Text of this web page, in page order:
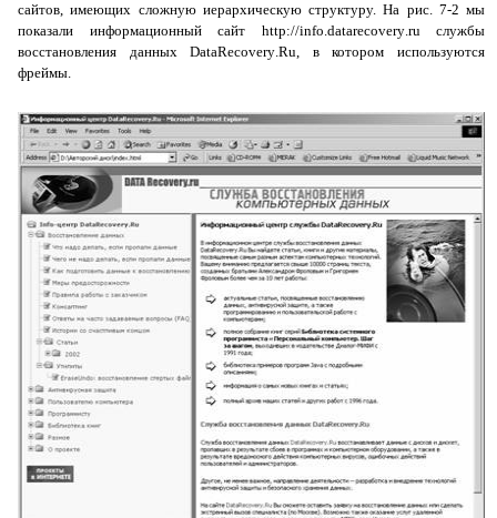
сайтов, имеющих сложную иерархическую структуру. На рис. 7-2 мы
показали информационный сайт http://info.datarecovery.ruслужбы
восстановления данныхDataRecovery.Ru, в котором используются
фреймы.